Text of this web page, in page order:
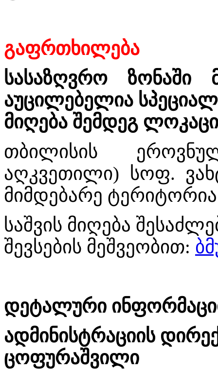
გაფრთხილება
სასაზღვრო ზონაში
აუცილებელია
მიღება შემდეგ
თბილისის
აღკვეთილი) სოფ.
მიმდებარე ტერიტორია
საშვის მიღება
შევსების მეშვეობით:
დეტალური
ადმინისტრაციის
ცოფურაშვილი